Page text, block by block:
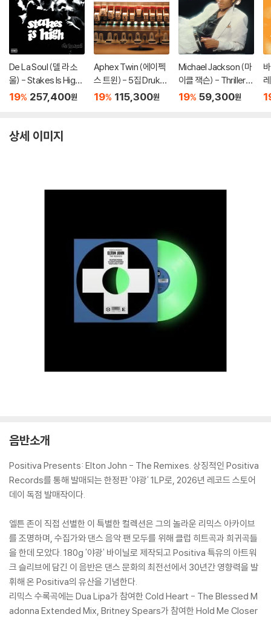
De La Soul (델 라 소
울) - Stakes Is High
[컬러 4LP]
19% 257,400원
Aphex Twin (에이펙
스 트윈) - 5집 Drukqs
[4LP]
19% 115,300원
Michael Jackson (마
이클 잭슨) - Thriller
[레드 앤 블랙 마블 LP]
19% 59,300원
상세 이미지
음반소개
Positiva Presents: Elton John - The Remixes. 상징적인 Positiva
Records를 통해 발매되는 한정판 '야광' 1LP로, 2026년 레코드 스토어
데이 독점 발매작이다.
엘튼 존이 직접 선별한 이 특별한 컬렉션은 그의 놀라운 리믹스 아카이브
를 조명하며, 수집가와 댄스 음악 팬 모두를 위해 클럽 히트곡과 희귀곡들
을 한데 모았다. 180g '야광' 바이닐로 제작되고 Positiva 특유의 아트워
크 슬리브에 담긴 이 음반은 댄스 문화의 최전선에서 30년간 영향력을 발
휘해 온 Positiva의 유산을 기념한다.
리믹스 수록곡에는 Dua Lipa가 참여한 Cold Heart - The Blessed M
adonna Extended Mix, Britney Spears가 참여한 Hold Me Closer